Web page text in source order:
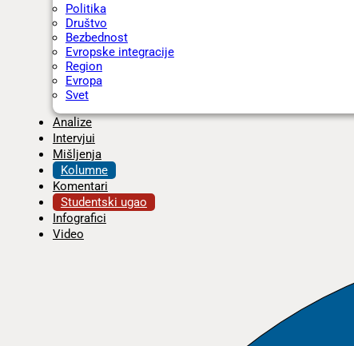
Politika
Društvo
Bezbednost
Evropske integracije
Region
Evropa
Svet
Analize
Intervjui
Mišljenja
Kolumne
Komentari
Studentski ugao
Infografici
Video